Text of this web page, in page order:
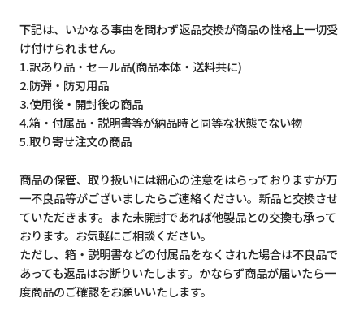
下記は、いかなる事由を問わず返品交換が商品の性格上一切受
け付けられません。
1.訳あり品・セール品(商品本体・送料共に)
2.防弾・防刃用品
3.使用後・開封後の商品
4.箱・付属品・説明書等が納品時と同等な状態でない物
5.取り寄せ注文の商品
商品の保管、取り扱いには細心の注意をはらっておりますが万
一不良品等がございましたらご連絡ください。新品と交換させ
ていただきます。また未開封であれば他製品との交換も承って
おります。お気軽にご相談ください。
ただし、箱・説明書などの付属品をなくされた場合は不良品で
あっても返品はお断りいたします。かならず商品が届いたら一
度商品のご確認をお願いいたします。